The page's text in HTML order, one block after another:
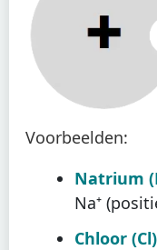
Voorbeelden:
Natrium
Na⁺
Chloor